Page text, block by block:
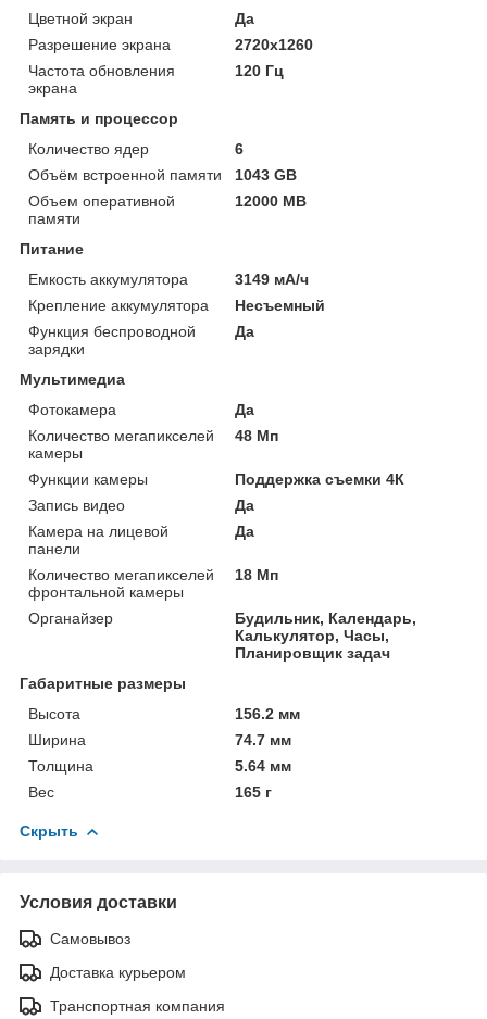
Цветной экран
Да
Разрешение экрана
2720х1260
Частота обновления
экрана
120 Гц
Память и процессор
Количество ядер
6
Объём встроенной памяти
1043 GB
Объем оперативной
памяти
12000 MB
Питание
Емкость аккумулятора
3149 мА/ч
Крепление аккумулятора
Несъемный
Функция беспроводной
зарядки
Да
Мультимедиа
Фотокамера
Да
Количество мегапикселей
камеры
48 Мп
Функции камеры
Поддержка съемки 4К
Запись видео
Да
Камера на лицевой
панели
Да
Количество мегапикселей
фронтальной камеры
18 Мп
Органайзер
Будильник, Календарь,
Калькулятор, Часы,
Планировщик задач
Габаритные размеры
Высота
156.2 мм
Ширина
74.7 мм
Толщина
5.64 мм
Вес
165 г
Скрыть
Условия доставки
Самовывоз
Доставка курьером
Транспортная компания